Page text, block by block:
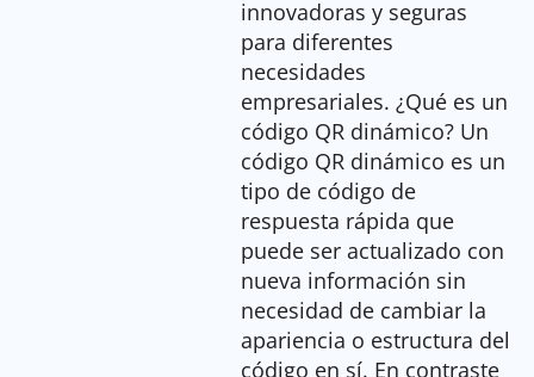
innovadoras y seguras
para diferentes
necesidades
empresariales. ¿Qué es un
código QR dinámico? Un
código QR dinámico es un
tipo de código de
respuesta rápida que
puede ser actualizado con
nueva información sin
necesidad de cambiar la
apariencia o estructura del
código en sí. En contraste